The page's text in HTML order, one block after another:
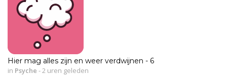
Hier mag alles zijn en weer verdwijnen - 6
in Psyche -2 uren geleden